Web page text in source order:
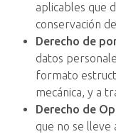
aplicables que
conservación
Derecho de
datos
formato
mecánica, y a
Derecho de
que no se lleve